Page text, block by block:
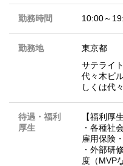
勤務時間 10:00～
勤務地
東京都
サテライ
代々木ビ
しくは代
待遇・福利
厚生
【福利厚生
・各種社
雇用保険
・外部研
度（MVP